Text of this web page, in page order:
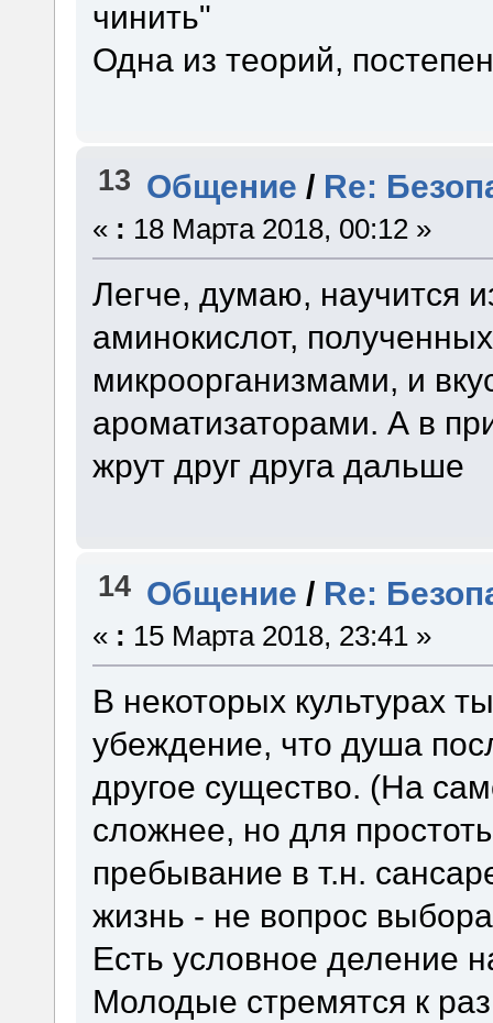
чинить"
Одна из теорий,
13 Общение / Re:
« : 18 Марта 2018, 00:12 »
Легче, думаю, научится
аминокислот,
микроорганизмами, и
ароматизаторами. А в
жрут друг друга дальше
14 Общение / Re:
« : 15 Марта 2018, 23:41 »
В некоторых культурах
убеждение, что душа
другое существо. (На
сложнее, но для
пребывание в т.н.
жизнь - не вопрос
Есть условное деление
Молодые стремятся к